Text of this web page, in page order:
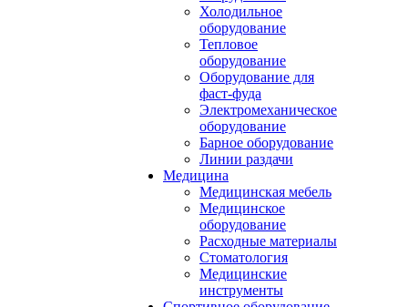
Холодильное
оборудование
Тепловое
оборудование
Оборудование для
фаст-фуда
Электромеханическое
оборудование
Барное оборудование
Линии раздачи
Медицина
Медицинская мебель
Медицинское
оборудование
Расходные материалы
Стоматология
Медицинские
инструменты